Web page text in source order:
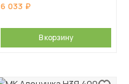
6 033
В корзину